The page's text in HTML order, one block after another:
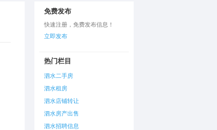
免费发布
快速注册，免费发布信息！
立即发布
热门栏目
泗水二手房
泗水租房
泗水店铺转让
泗水房产出售
泗水招聘信息